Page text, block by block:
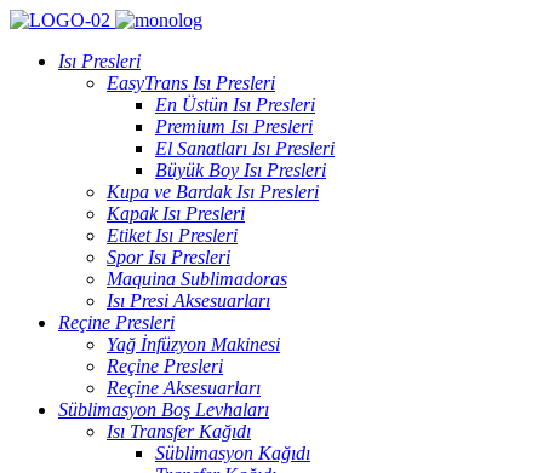
Isı Presleri
EasyTrans Isı Presleri
En Üstün Isı Presleri
Premium Isı Presleri
El Sanatları Isı Presleri
Büyük Boy Isı Presleri
Kupa ve Bardak Isı Presleri
Kapak Isı Presleri
Etiket Isı Presleri
Spor Isı Presleri
Maquina Sublimadoras
Isı Presi Aksesuarları
Reçine Presleri
Yağ İnfüzyon Makinesi
Reçine Presleri
Reçine Aksesuarları
Süblimasyon Boş Levhaları
Isı Transfer Kağıdı
Süblimasyon Kağıdı